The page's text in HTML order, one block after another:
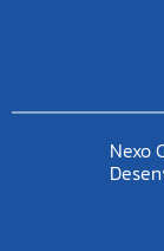
Nexo